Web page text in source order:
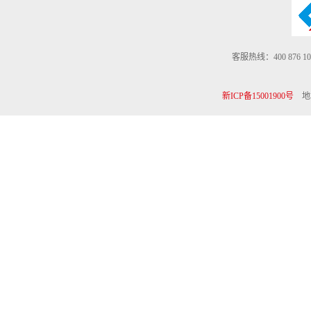
客服热线：400 876
新ICP备15001900号地